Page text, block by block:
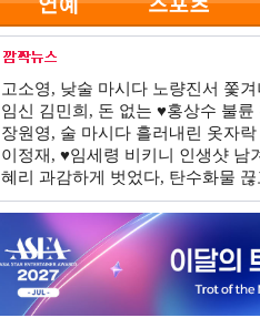
고소영, 낮술 마시다 노량진서 쫓
임신 김민희, 돈 없는 ♥홍상수 불
장원영, 술 마시다 흘러내린 옷자
이정재, ♥임세령 비키니 인생샷
혜리 과감하게 벗었다, 탄수화물 끊